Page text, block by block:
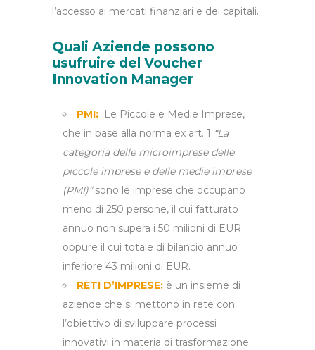
l’accesso ai mercati finanziari e dei capitali.
Quali Aziende possono
usufruire del Voucher
Innovation Manager
PMI:
Le Piccole e Medie Imprese,
che in base alla norma ex art. 1 “La
categoria delle microimprese delle
piccole imprese e delle medie imprese
(PMI)”sono le imprese che occupano
meno di 250 persone, il cui fatturato
annuo non supera i 50 milioni di EUR
oppure il cui totale di bilancio annuo
inferiore 43 milioni di EUR.
RETI D’IMPRESE: è un insieme di
aziende che si mettono in rete con
l’obiettivo di sviluppare processi
innovativi in materia di trasformazione